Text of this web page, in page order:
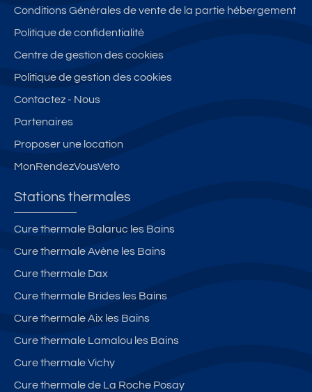
Conditions Générales de vente de la partie hébergement
Politique de confidentialité
Centre de gestion des cookies
Politique de gestion des cookies
Contactez - Nous
Partenaires
Proposer une location
MonRendezVousVeto
Stations thermales
Cure thermale Balaruc les Bains
Cure thermale Avène les Bains
Cure thermale Dax
Cure thermale Brides les Bains
Cure thermale Aix les Bains
Cure thermale Lamalou les Bains
Cure thermale Vichy
Cure thermale de La Roche Posay